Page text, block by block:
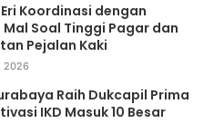
Koordinasi dengan
Soal Tinggi Pagar dan
Pejalan Kaki
2026
Raih Dukcapil Prima
IKD Masuk 10 Besar